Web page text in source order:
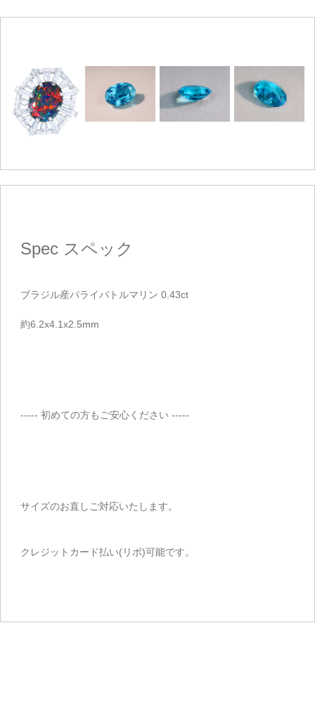
Spec スペック
ブラジル産パライバトルマリン 0.43ct
約6.2x4.1x2.5mm
----- 初めての方もご安心ください -----
サイズのお直しご対応いたします。
クレジットカード払い(リボ)可能です。